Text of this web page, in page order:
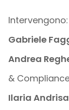
Intervengono:
Gabriele
Andrea
&
Ilaria